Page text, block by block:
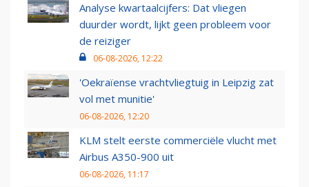
Analyse kwartaalcijfers: Dat vliegen
duurder wordt, lijkt geen probleem voor
de reiziger
06-08-2026, 12:22
'Oekraïense vrachtvliegtuig in Leipzig zat
vol met munitie'
06-08-2026, 12:20
KLM stelt eerste commerciële vlucht met
Airbus A350-900 uit
06-08-2026, 11:17